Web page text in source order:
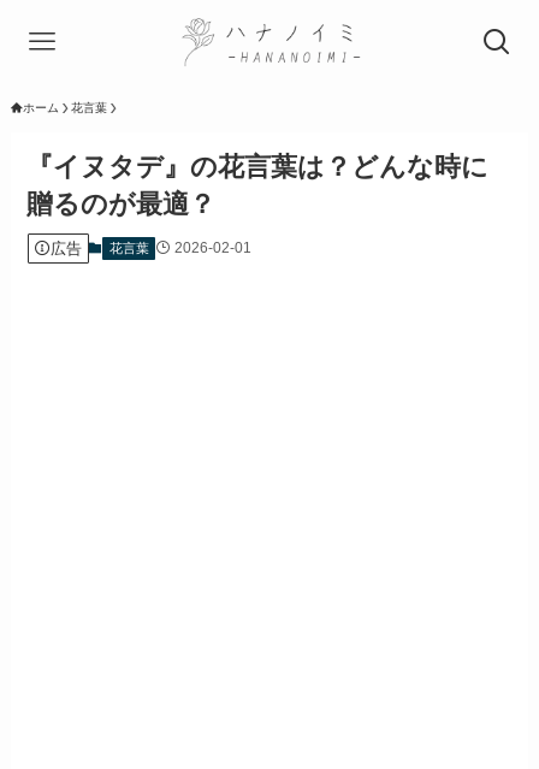
ホーム 花言葉
『イヌタデ』の花言葉は？どんな時に
贈るのが最適？
広告 花言葉 2026-02-01